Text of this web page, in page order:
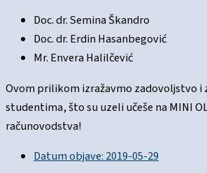
Doc. dr. Semina Škandro
Doc. dr. Erdin Hasanbegović
Mr. Envera Halilčević
Ovom prilikom izražavmo zadovoljstvo i
studentima, što su uzeli učeše na MINI
računovodstva!
Datum objave:2019-05-29